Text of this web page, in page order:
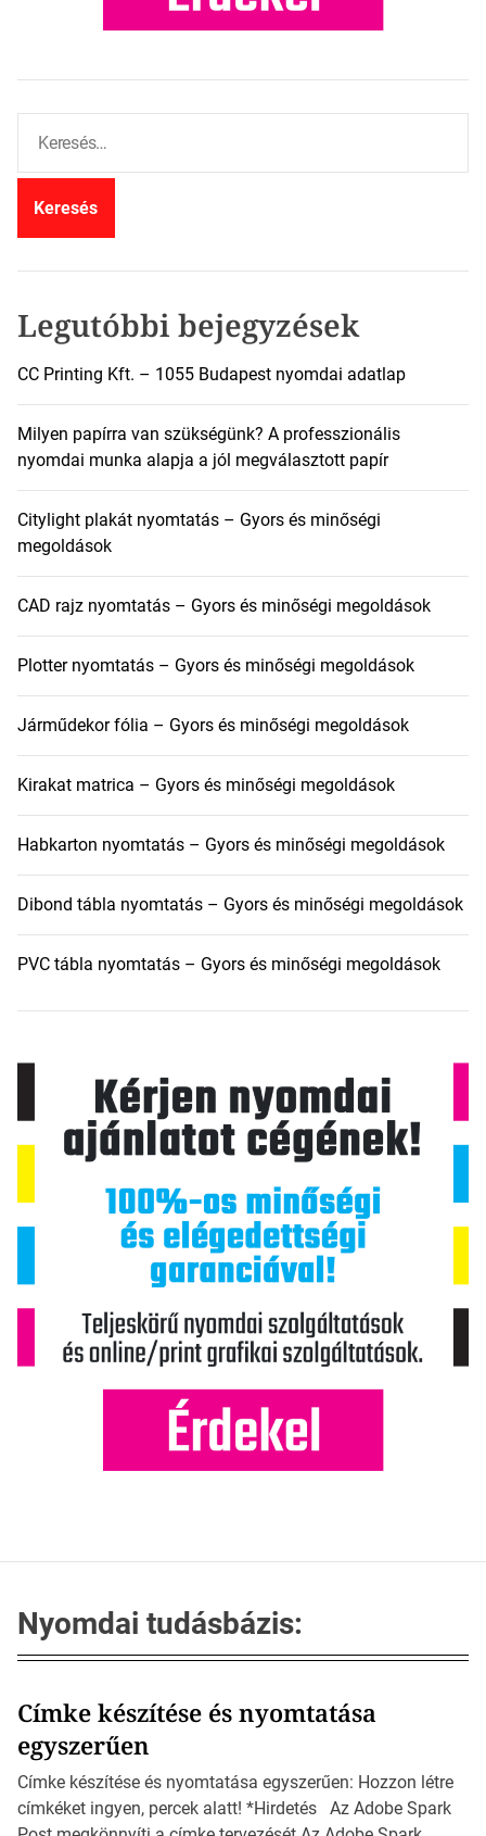
r
Legutóbbi bejegyzések
CC Printing Kft. – 1055 Budapest nyomdai adatlap
Milyen papírra van szükségünk? A professzionális
nyomdai munka alapja a jól megválasztott papír
Citylight plakát nyomtatás – Gyors és minőségi
megoldások
CAD rajz nyomtatás – Gyors és minőségi megoldások
Plotter nyomtatás – Gyors és minőségi megoldások
Járműdekor fólia – Gyors és minőségi megoldások
Kirakat matrica – Gyors és minőségi megoldások
Habkarton nyomtatás – Gyors és minőségi megoldások
Dibond tábla nyomtatás – Gyors és minőségi megoldások
PVC tábla nyomtatás – Gyors és minőségi megoldások
Nyomdai tudásbázis:
Címke készítése és nyomtatása
egyszerűen
Címke készítése és nyomtatása egyszerűen: Hozzon létre
címkéket ingyen, percek alatt! *Hirdetés Az Adobe Spark